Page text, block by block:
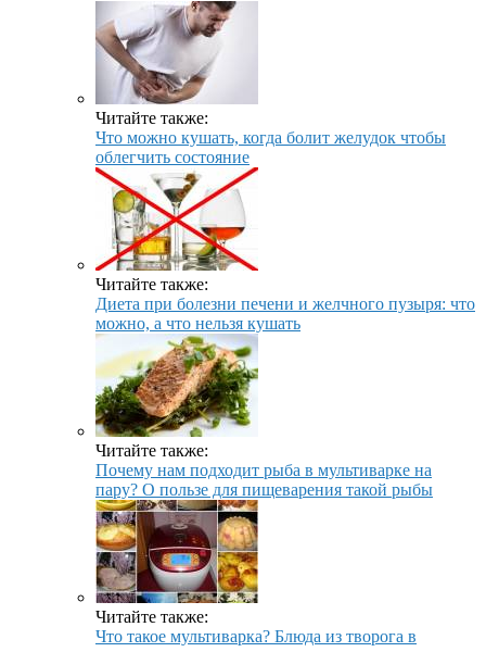
Читайте также:
Что можно кушать, когда болит желудок чтобы
облегчить состояние
Читайте также:
Диета при болезни печени и желчного пузыря: что
можно, а что нельзя кушать
Читайте также:
Почему нам подходит рыба в мультиварке на
пару? О пользе для пищеварения такой рыбы
Читайте также:
Что такое мультиварка? Блюда из творога в